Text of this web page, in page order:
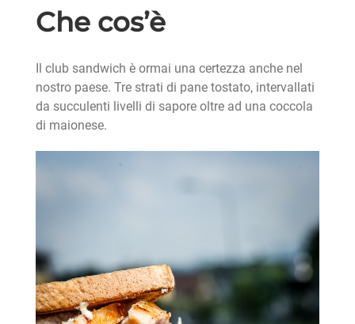
Che cos’è
Il club sandwich è ormai una certezza anche nel
nostro paese. Tre strati di pane tostato, intervallati
da succulenti livelli di sapore oltre ad una coccola
di maionese.